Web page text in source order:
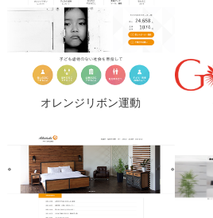
オレンジリボン運動